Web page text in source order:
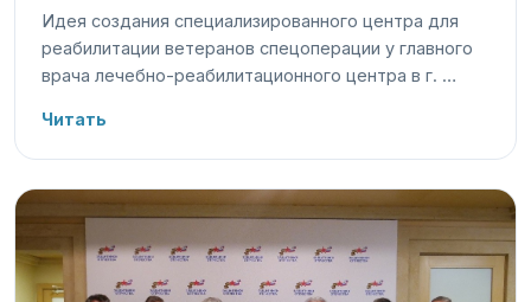
Идея создания специализированного центра для
реабилитации ветеранов спецоперации у главного
врача лечебно-реабилитационного центра в г. …
Читать